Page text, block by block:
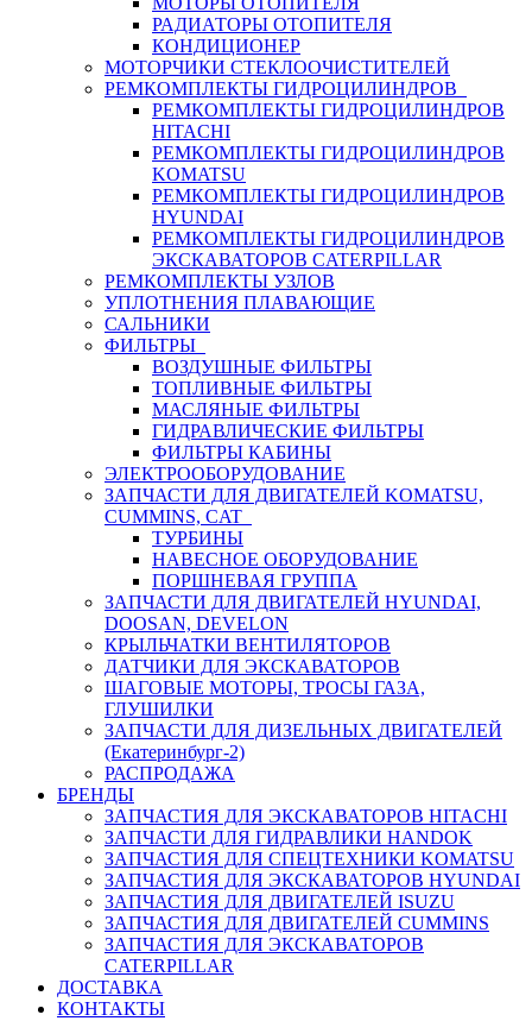
РАДИАТОРЫ ОТОПИТЕЛЯ
КОНДИЦИОНЕР
МОТОРЧИКИ СТЕКЛООЧИСТИТЕЛЕЙ
РЕМКОМПЛЕКТЫ ГИДРОЦИЛИНДРОВ
РЕМКОМПЛЕКТЫ ГИДРОЦИЛИНДРОВ
HITACHI
РЕМКОМПЛЕКТЫ ГИДРОЦИЛИНДРОВ
KOMATSU
РЕМКОМПЛЕКТЫ ГИДРОЦИЛИНДРОВ
HYUNDAI
РЕМКОМПЛЕКТЫ ГИДРОЦИЛИНДРОВ
ЭКСКАВАТОРОВ CATERPILLAR
РЕМКОМПЛЕКТЫ УЗЛОВ
УПЛОТНЕНИЯ ПЛАВАЮЩИЕ
САЛЬНИКИ
ФИЛЬТРЫ
ВОЗДУШНЫЕ ФИЛЬТРЫ
ТОПЛИВНЫЕ ФИЛЬТРЫ
МАСЛЯНЫЕ ФИЛЬТРЫ
ГИДРАВЛИЧЕСКИЕ ФИЛЬТРЫ
ФИЛЬТРЫ КАБИНЫ
ЭЛЕКТРООБОРУДОВАНИЕ
ЗАПЧАСТИ ДЛЯ ДВИГАТЕЛЕЙ KOMATSU,
CUMMINS, CAT
ТУРБИНЫ
НАВЕСНОЕ ОБОРУДОВАНИЕ
ПОРШНЕВАЯ ГРУППА
ЗАПЧАСТИ ДЛЯ ДВИГАТЕЛЕЙ HYUNDAI,
DOOSAN, DEVELON
КРЫЛЬЧАТКИ ВЕНТИЛЯТОРОВ
ДАТЧИКИ ДЛЯ ЭКСКАВАТОРОВ
ШАГОВЫЕ МОТОРЫ, ТРОСЫ ГАЗА,
ГЛУШИЛКИ
ЗАПЧАСТИ ДЛЯ ДИЗЕЛЬНЫХ ДВИГАТЕЛЕЙ
(Екатеринбург-2)
РАСПРОДАЖА
БРЕНДЫ
ЗАПЧАСТИЯ ДЛЯ ЭКСКАВАТОРОВ HITACHI
ЗАПЧАСТИ ДЛЯ ГИДРАВЛИКИ HANDOK
ЗАПЧАСТИЯ ДЛЯ СПЕЦТЕХНИКИ KOMATSU
ЗАПЧАСТИЯ ДЛЯ ЭКСКАВАТОРОВ HYUNDAI
ЗАПЧАСТИЯ ДЛЯ ДВИГАТЕЛЕЙ ISUZU
ЗАПЧАСТИЯ ДЛЯ ДВИГАТЕЛЕЙ CUMMINS
ЗАПЧАСТИЯ ДЛЯ ЭКСКАВАТОРОВ
CATERPILLAR
ДОСТАВКА
КОНТАКТЫ